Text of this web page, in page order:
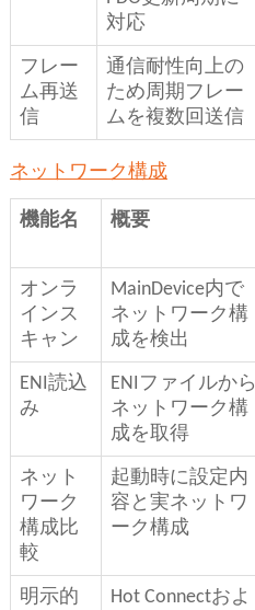
対応
フレー
ム再送
信
通信耐性向上の
ため周期フレー
ムを複数回送信
ネットワーク構成
機能名 概要
オンラ
インス
キャン
MainDevice内で
ネットワーク構
成を検出
ENI読込
み
ENIファイルから
ネットワーク構
成を取得
ネット
ワーク
構成比
較
起動時に設定内
容と実ネットワ
ーク構成
明示的
Hot Connectおよ